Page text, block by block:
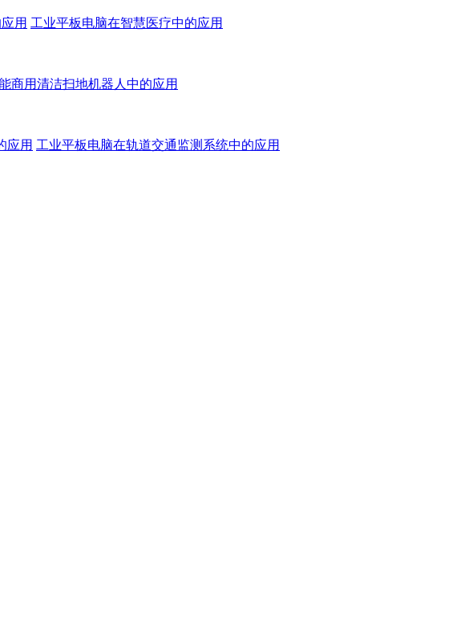
用 工业平板电脑在智慧医疗中的应用
商用清洁扫地机器人中的应用
应用 工业平板电脑在轨道交通监测系统中的应用